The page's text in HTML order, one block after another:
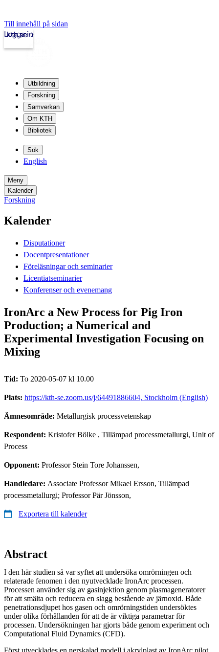
Till innehåll på sidan
kth.se
Logga in
Utbildning
Forskning
Samverkan
Om KTH
Bibliotek
Sök
English
Meny
Kalender
Forskning
Kalender
Disputationer
Docentpresentationer
Föreläsningar och seminarier
Licentiatseminarier
Konferenser och evenemang
IronArc a New Process for Pig Iron
Production; a Numerical and
Experimental Investigation Focusing on
Mixing
Tid: To 2020-05-07 kl 10.00
Plats: https://kth-se.zoom.us/j/64491886604, Stockholm (English)
Ämnesområde: Metallurgisk processvetenskap
Respondent: Kristofer Bölke , Tillämpad processmetallurgi, Unit of
Process
Opponent: Professor Stein Tore Johanssen,
Handledare: Associate Professor Mikael Ersson, Tillämpad
processmetallurgi; Professor Pär Jönsson,
Exportera till kalender
Abstract
I den här studien så var syftet att undersöka omrörningen och
relaterade fenomen i den nyutvecklade IronArc processen.
Processen använder sig av gasinjektion genom plasmageneratorer
för att smälta och reducera en slagg bestående av järnoxid. Både
penetrationsdjupet hos gasen och omrörningstiden undersöktes
under olika förhållanden för att de är viktiga parametrar för
processen. Undersökningen har gjorts både genom experiment och
Computational Fluid Dynamics (CFD).
Först utvecklades en nerskalad modell i akrylplast av IronArc pilot